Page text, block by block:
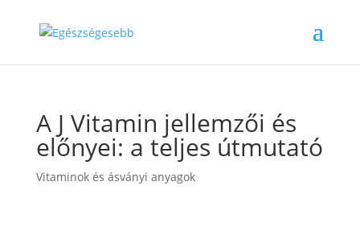
A J Vitamin jellemzői és
előnyei: a teljes útmutató
Vitaminok és ásványi anyagok